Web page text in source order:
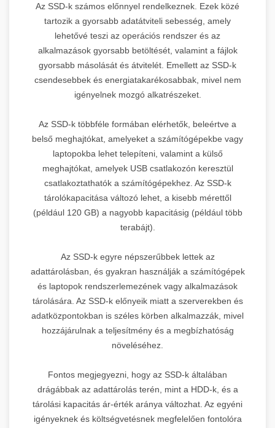
Az SSD-k számos előnnyel rendelkeznek. Ezek közé
tartozik a gyorsabb adatátviteli sebesség, amely
lehetővé teszi az operációs rendszer és az
alkalmazások gyorsabb betöltését, valamint a fájlok
gyorsabb másolását és átvitelét. Emellett az SSD-k
csendesebbek és energiatakarékosabbak, mivel nem
igényelnek mozgó alkatrészeket.
Az SSD-k többféle formában elérhetők, beleértve a
belső meghajtókat, amelyeket a számítógépekbe vagy
laptopokba lehet telepíteni, valamint a külső
meghajtókat, amelyek USB csatlakozón keresztül
csatlakoztathatók a számítógépekhez. Az SSD-k
tárolókapacitása változó lehet, a kisebb mérettől
(például 120 GB) a nagyobb kapacitásig (például több
terabájt).
Az SSD-k egyre népszerűbbek lettek az
adattárolásban, és gyakran használják a számítógépek
és laptopok rendszerlemezének vagy alkalmazások
tárolására. Az SSD-k előnyeik miatt a szerverekben és
adatközpontokban is széles körben alkalmazzák, mivel
hozzájárulnak a teljesítmény és a megbízhatóság
növeléséhez.
Fontos megjegyezni, hogy az SSD-k általában
drágábbak az adattárolás terén, mint a HDD-k, és a
tárolási kapacitás ár-érték aránya változhat. Az egyéni
igényeknek és költségvetésnek megfelelően fontolóra